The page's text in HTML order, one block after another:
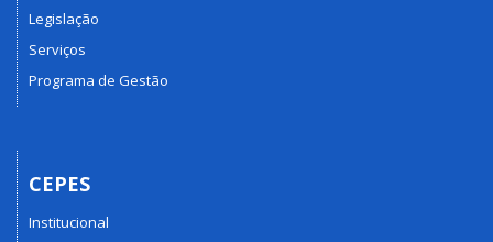
Legislação
Serviços
Programa de Gestão
CEPES
Institucional